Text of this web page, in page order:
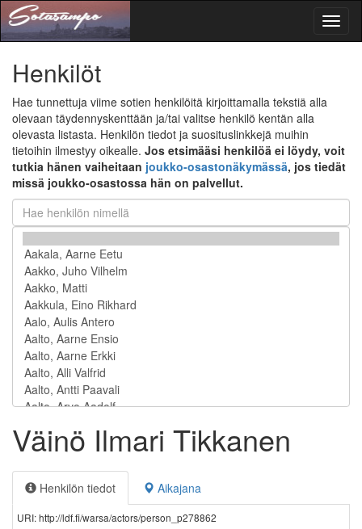
Henkilöt
Hae tunnettuja viime sotien henkilöitä kirjoittamalla tekstiä alla
olevaan täydennyskenttään ja/tai valitse henkilö kentän alla
olevasta listasta. Henkilön tiedot ja suosituslinkkejä muihin
tietoihin ilmestyy oikealle. Jos etsimääsi henkilöä ei löydy, voit
tutkia hänen vaiheitaan joukko-osastonäkymässä, jos tiedät
missä joukko-osastossa hän on palvellut.
Väinö Ilmari Tikkanen
Henkilön tiedot Aikajana
URI: http://ldf.fi/warsa/actors/person_p278862